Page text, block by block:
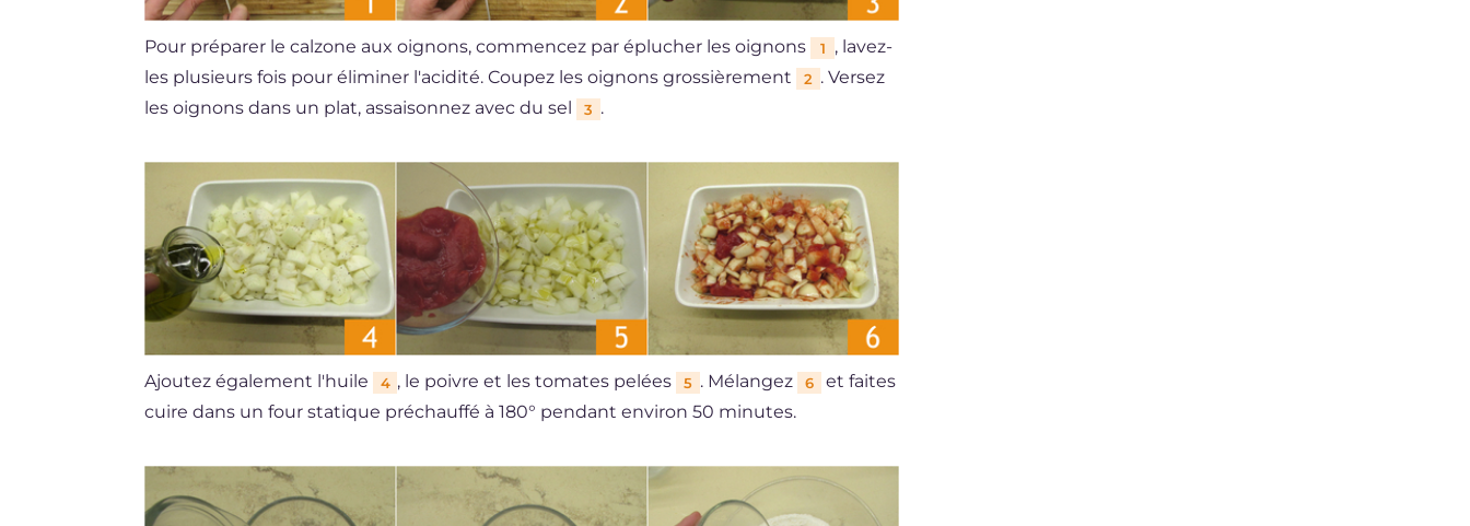
Pour préparer le calzone aux oignons, commencez par éplucher les oignons 1
, lavez-
les plusieurs fois pour éliminer l'acidité. Coupez les oignons grossièrement
2 . Versez
les oignons dans un plat, assaisonnez avec du sel
3 .
Ajoutez également l'huile 4 , le poivre et les tomates pelées 5 . Mélangez 6
et faites
cuire dans un four statique préchauffé à 180° pendant environ 50 minutes.